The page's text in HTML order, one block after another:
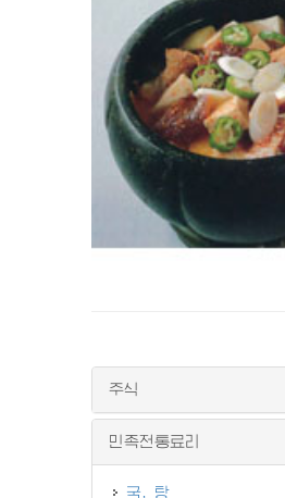
주식
민족전통료리
국, 탕